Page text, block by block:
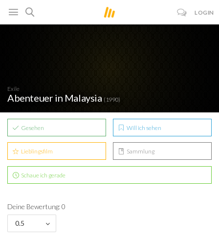
LOGIN
Exile
Abenteuer in Malaysia (1990)
Gesehen Will ich sehen
Lieblingsfilm Sammlung
Schaue ich gerade
Deine Bewertung: 0
0.5